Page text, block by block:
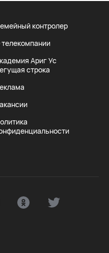
контролер
Ариг Ус
строка